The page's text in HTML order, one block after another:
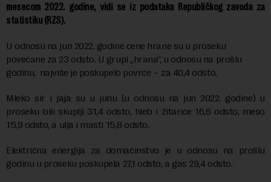
mesecom 2022. godine, vidi se iz podataka Republičkog zavoda za
statistiku (RZS).
U odnosu na jun 2022. godine cene hrane su u proseku
povećane za 23 odsto. U grupi „hrana“, u odnosu na prošlu
godinu, najviše je poskupelo povrće – za 40,4 odsto.
Mleko sir i jaja su u junu (u odnosu na jun 2022. godine) u
proseku bili skuplji 31,4 odsto, hleb i žitarice 16,6 odsto, meso
15,9 odsto, a ulja i masti 15,8 odsto.
Električna energija za domaćinstvo je u odnosu na prošlu
godinu u proseku poskupela 27,1 odsto, a gas 29,4 odsto.